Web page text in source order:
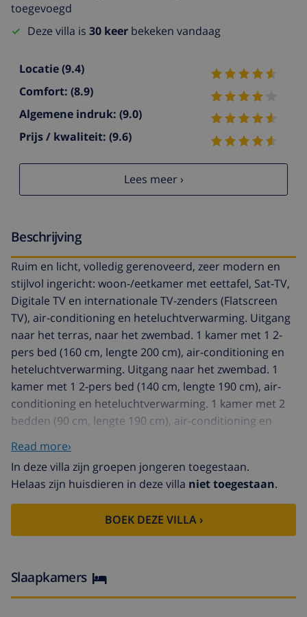
toegevoegd
Deze villa is 30 keer bekeken vandaag
Locatie(9.4)
Comfort: (8.9)
Algemene indruk: (9.0)
Prijs / kwaliteit: (9.6)
Lees meer ›
Beschrijving
Ruim en licht, volledig gerenoveerd, zeer modern en
stijlvol ingericht: woon-/eetkamer met eettafel, Sat-TV,
Digitale TV en internationale TV-zenders (Flatscreen
TV), air-conditioning en heteluchtverwarming. Uitgang
naar het terras, naar het zwembad. 1 kamer met 1 2-
pers bed (160 cm, lengte 200 cm), air-conditioning en
heteluchtverwarming. Uitgang naar het zwembad. 1
kamer met 1 2-pers bed (140 cm, lengte 190 cm), air-
conditioning en heteluchtverwarming. 1 kamer met 2
bedden (90 cm, lengte 190 cm), air-conditioning en
inductiekookplaten, broodrooster, waterkoker,
magnetron, diepvriezer, elektrische koffiemachine,
pads voor de koffiemachine (KRUPS)). Bad/WC,
douche/WC. Ruime zithoek in de tuin. Terrasmeubelen,
ligstoelen. Ter beschikking: wasmachine, droger,
strijkijzer, kinderstoel, kinderbed, haardroger. Internet
families. Rookvrij huis. 1 klein huisdier/hond
Read more›
In deze villa zijn groepen jongeren toegestaan.
Helaas zijn huisdieren in deze villa niet toegestaan.
BOEK DEZE VILLA ›
Slaapkamers